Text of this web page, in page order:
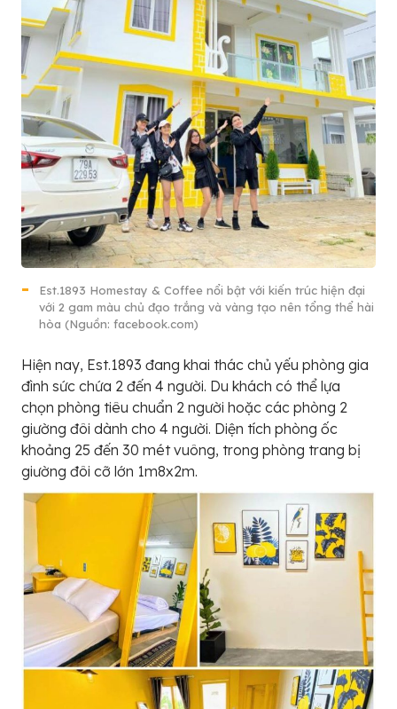
Est.1893 Homestay & Coffee nổi bật với kiến trúc hiện đại
với 2 gam màu chủ đạo trắng và vàng tạo nên tổng thể hài
hòa (Nguồn: facebook.com)
Hiện nay, Est.1893 đang khai thác chủ yếu phòng gia
đình sức chứa 2 đến 4 người. Du khách có thể lựa
chọn phòng tiêu chuẩn 2 người hoặc các phòng 2
giường đôi dành cho 4 người. Diện tích phòng ốc
khoảng 25 đến 30 mét vuông, trong phòng trang bị
giường đôi cỡ lớn 1m8x2m.